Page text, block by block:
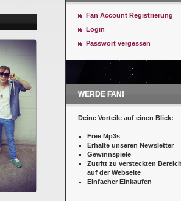
Fan Account Registrierung
Login
Passwort vergessen
WERDE FAN!
Deine Vorteile auf einen Blick:
Free Mp3s
Erhalte unseren Newsletter
Gewinnspiele
Zutritt zu versteckten
auf der Webseite
Einfacher Einkaufen